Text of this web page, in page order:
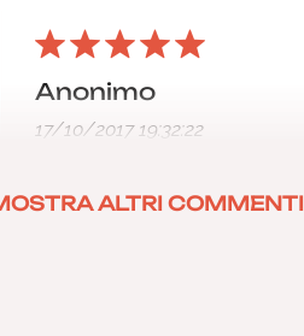
Anonimo
17/10/2017 19:32:22
ALTRI COMMENTI